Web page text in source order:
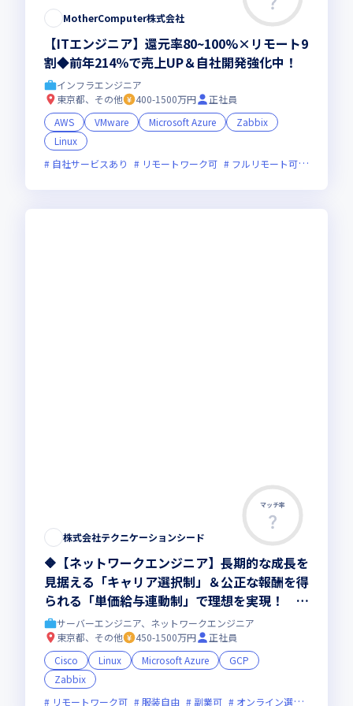
MotherComputer株式会社
【ITエンジニア】還元率80~100%×リモート9
割◆前年214％で売上UP＆自社開発強化中！
インフラエンジニア
東京都、その他
400-1500万円
正社員
AWS
VMware Microsoft Azure
Zabbix
Linux
自社サービスあり
リモートワーク可 フルリモート可
マッチ率
株式会社テクニケーションシード
🔶【ネットワークエンジニア】長期的な成長を
見据える「キャリア選択制」＆公正な報酬を得
られる「単価給与連動制」で理想を実現！ ■
定着率91%の安定した環境 ■業界トップク
ラスの体制参画割合 ■大手企業・直取引中
心 ■2025年ベストベンチャー100選出の成長
企業 ■ホワイト認定企業取得 ■設立6年で
728名超
サーバーエンジニア、ネットワークエンジニア
東京都、その他
450-1500万円
正社員
Cisco
Linux Microsoft Azure
GCP
Zabbix
リモートワーク可
服装自由 副業可 オンライン選考可